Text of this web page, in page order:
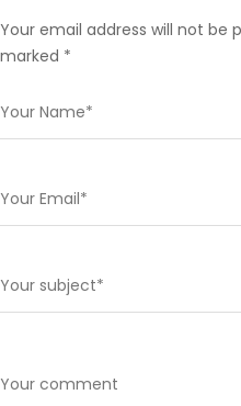
Your email address will not be
marked *